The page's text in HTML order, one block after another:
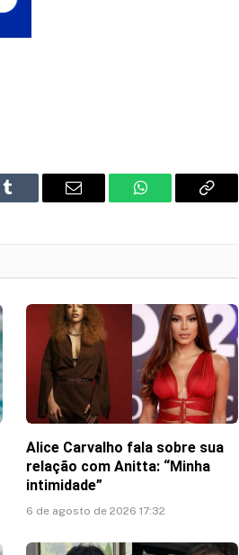
Tumblr Email WhatsAppCopy
Alice Carvalho fala sobre sua
relação com Anitta: “Minha
intimidade”
6 de agosto de 2026 17:32